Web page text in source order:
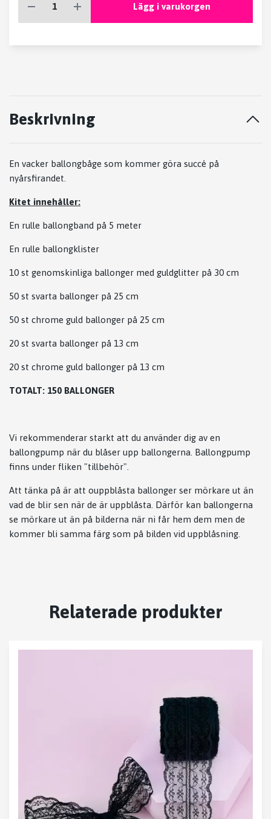
Lägg i varukorgen
Beskrivning
En vacker ballongbåge som kommer göra succé på
nyårsfirandet.
Kitet innehåller:
En rulle ballongband på 5 meter
En rulle ballongklister
10 st genomskinliga ballonger med guldglitter på 30 cm
50 st svarta ballonger på 25 cm
50 st chrome guld ballonger på 25 cm
20 st svarta ballonger på 13 cm
20 st chrome guld ballonger på 13 cm
TOTALT: 150 BALLONGER
Vi rekommenderar starkt att du använder dig av en
ballongpump när du blåser upp ballongerna. Ballongpump
finns under fliken "tillbehör".
Att tänka på är att ouppblåsta ballonger ser mörkare ut än
vad de blir sen när de är uppblåsta. Därför kan ballongerna
se mörkare ut än på bilderna när ni får hem dem men de
kommer bli samma färg som på bilden vid uppblåsning.
Relaterade produkter